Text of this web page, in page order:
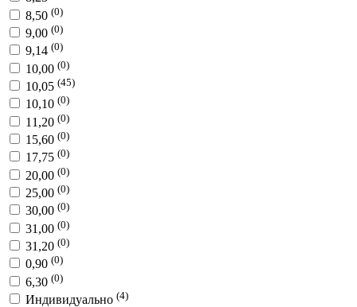
8,50 (0)
9,00 (0)
9,14 (0)
10,00 (0)
10,05 (45)
10,10 (0)
11,20 (0)
15,60 (0)
17,75 (0)
20,00 (0)
25,00 (0)
30,00 (0)
31,00 (0)
31,20 (0)
0,90 (0)
6,30 (0)
Индивидуально (4)